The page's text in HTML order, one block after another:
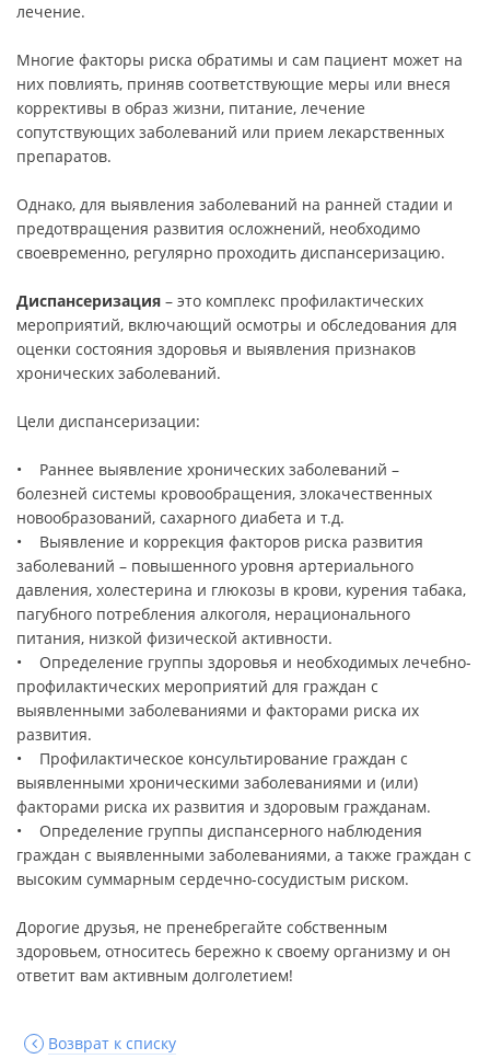
лечение.
Многие факторы риска обратимы и сам пациент может на
них повлиять, приняв соответствующие меры или внеся
коррективы в образ жизни, питание, лечение
сопутствующих заболеваний или прием лекарственных
препаратов.
Однако, для выявления заболеваний на ранней стадии и
предотвращения развития осложнений, необходимо
своевременно, регулярно проходить диспансеризацию.
Диспансеризация – это комплекс профилактических
мероприятий, включающий осмотры и обследования для
оценки состояния здоровья и выявления признаков
хронических заболеваний.
Цели диспансеризации:
• Раннее выявление хронических заболеваний –
болезней системы кровообращения, злокачественных
новообразований, сахарного диабета и т.д.
• Выявление и коррекция факторов риска развития
заболеваний – повышенного уровня артериального
давления, холестерина и глюкозы в крови, курения табака,
пагубного потребления алкоголя, нерационального
питания, низкой физической активности.
• Определение группы здоровья и необходимых лечебно-
профилактических мероприятий для граждан с
выявленными заболеваниями и факторами риска их
развития.
• Профилактическое консультирование граждан с
выявленными хроническими заболеваниями и (или)
факторами риска их развития и здоровым гражданам.
• Определение группы диспансерного наблюдения
граждан с выявленными заболеваниями, а также граждан с
высоким суммарным сердечно-сосудистым риском.
Дорогие друзья, не пренебрегайте собственным
здоровьем, относитесь бережно к своему организму и он
ответит вам активным долголетием!
Возврат к списку